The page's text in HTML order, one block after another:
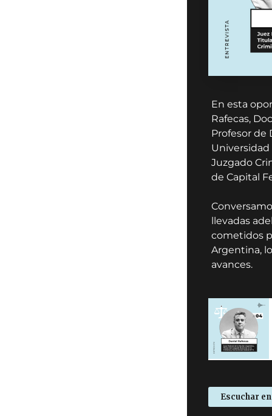
En esta
Rafecas,
Profesor de
Universidad
Juzgado
de Capital
llevadas
cometidos
Argentina,
avances.
Escuchar